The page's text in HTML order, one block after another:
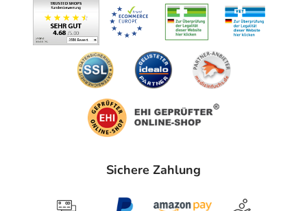
Waldtruderinger Str. 27c
81827 München
Angaben gem. EU-Produktsicherheitsverordnung (GPSR)
PDF des Beipackzettelskönnen Sie sich oben
Sichere Zahlung